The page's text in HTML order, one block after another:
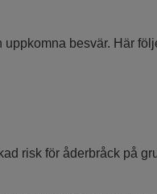
besvär. Här
risk för åderbråck på